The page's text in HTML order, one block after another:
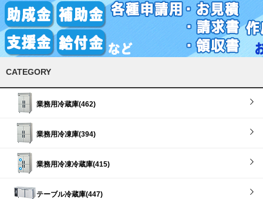
CATEGORY
業務用冷蔵庫(462)
業務用冷凍庫(394)
業務用冷凍冷蔵庫(415)
テーブル冷蔵庫(447)